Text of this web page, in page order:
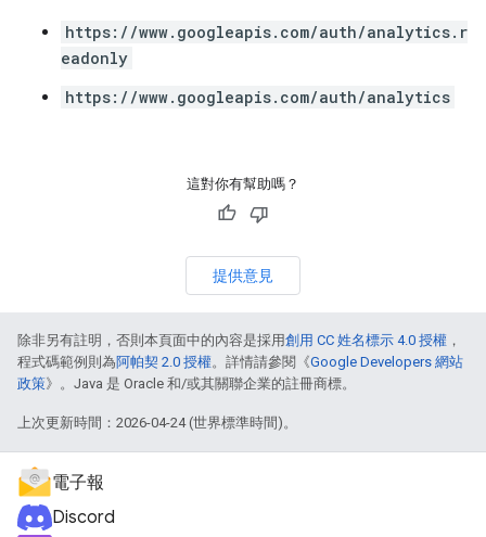
https://www.googleapis.com/auth/analytics.r
eadonly
https://www.googleapis.com/auth/analytics
這對你有幫助嗎？
提供意見
除非另有註明，否則本頁面中的內容是採用創用 CC 姓名標示 4.0 授權 ，
程式碼範例則為阿帕契 2.0 授權。詳情請參閱《Google Developers 網站
政策》。Java 是 Oracle 和/或其關聯企業的註冊商標。
上次更新時間：2026-04-24 (世界標準時間)。
電子報
Discord